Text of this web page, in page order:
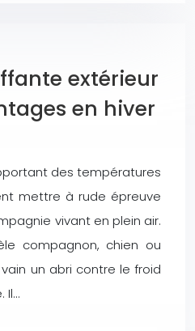
extérieur
en hiver
des températures
mettre à rude épreuve
vivant en plein air.
compagnon, chien ou
un abri contre le froid
Il…